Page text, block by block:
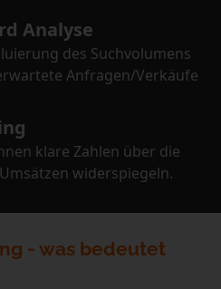
des Suchvolumens
Anfragen/Verkäufe
Analyse
klare Zahlen über die
widerspiegeln.
- was bedeutet